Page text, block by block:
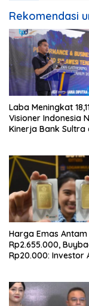
Rekomendasi
Laba Meningkat
Visioner Indonesia
Kinerja Bank Sultra
Harga Emas
Rp2.655.000,
Rp20.000: Investor